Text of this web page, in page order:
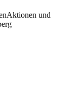
Aktionen und